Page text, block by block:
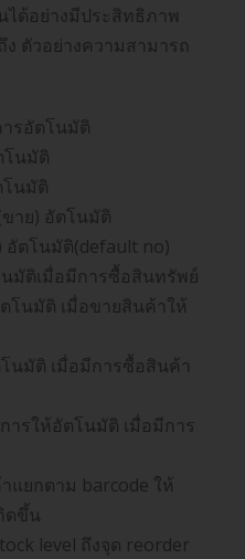
ได้อย่างมีประสิทธิภาพ
ง ตัวอย่างความสามารถ
รอัตโนมัติ
นมัติ
นมัติ
าย) อัตโนมัติ
ตโนมัติ(default no)
มัติเมื่อมีการซื้อสินทรัพย์
โนมัติ เมื่อขายสินค้าให้
นมัติ เมื่อมีการซื้อสินค้า
รให้อัตโนมัติ เมื่อมีการ
แยกตาม barcode ให้
ดขึ้น
level ถึงจุด reorder